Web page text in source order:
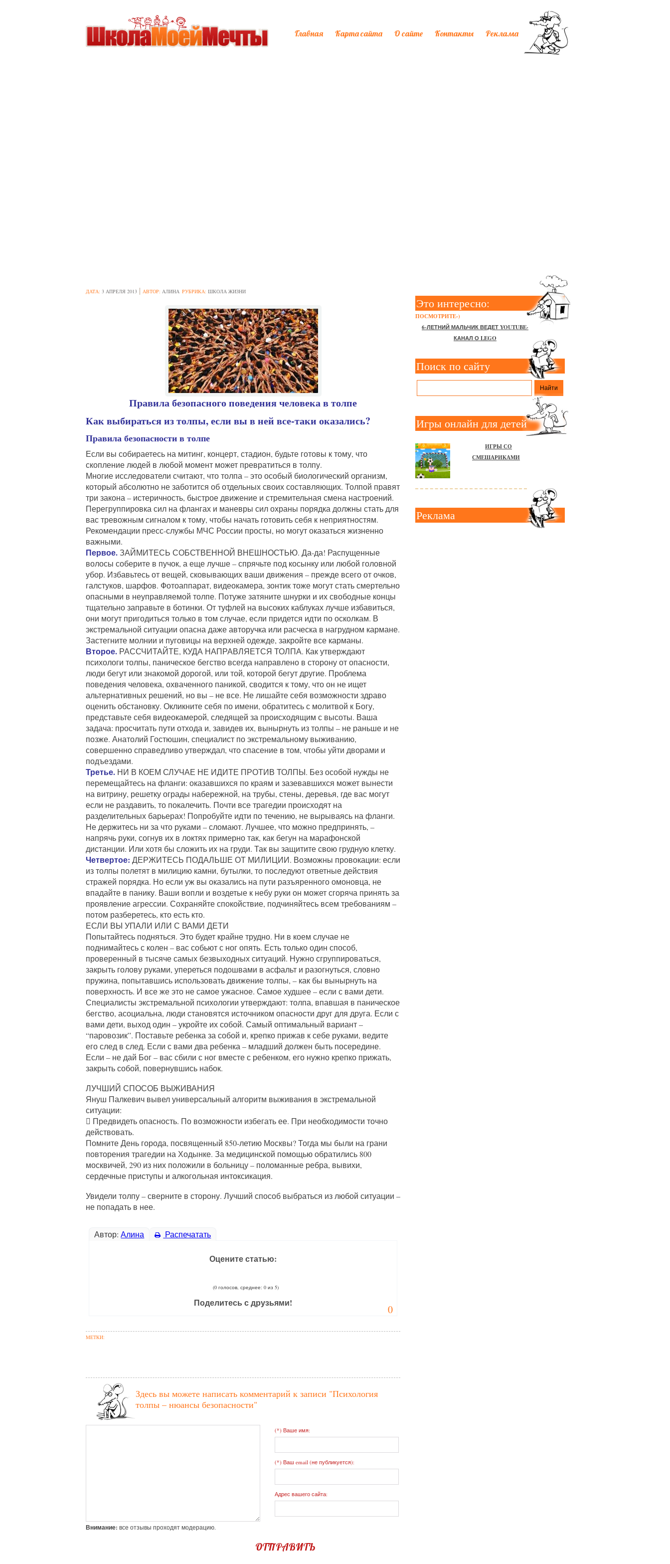
Главная Карта сайта О сайте Контакты Реклама
ДАТА: 3 АПРЕЛЯ 2013 АВТОР: АЛИНА РУБРИКА: ШКОЛА ЖИЗНИ
0
Правила безопасного поведения человека в толпе
Как выбираться из толпы, если вы в ней все-таки оказались?
Правила безопасности в толпе
Если вы собираетесь на митинг, концерт, стадион, будьте готовы к тому, что
скопление людей в любой момент может превратиться в толпу.
Многие исследователи считают, что толпа – это особый биологический организм,
который абсолютно не заботится об отдельных своих составляющих. Толпой правят
три закона – истеричность, быстрое движение и стремительная смена настроений.
Перегруппировка сил на флангах и маневры сил охраны порядка должны стать для
вас тревожным сигналом к тому, чтобы начать готовить себя к неприятностям.
Рекомендации пресс-службы МЧС России просты, но могут оказаться жизненно
важными.
Первое.ЗАЙМИТЕСЬ СОБСТВЕННОЙ ВНЕШНОСТЬЮ. Да-да! Распущенные
волосы соберите в пучок, а еще лучше – спрячьте под косынку или любой головной
убор. Избавьтесь от вещей, сковывающих ваши движения – прежде всего от очков,
галстуков, шарфов. Фотоаппарат, видеокамера, зонтик тоже могут стать смертельно
опасными в неуправляемой толпе. Потуже затяните шнурки и их свободные концы
тщательно заправьте в ботинки. От туфлей на высоких каблуках лучше избавиться,
они могут пригодиться только в том случае, если придется идти по осколкам. В
экстремальной ситуации опасна даже авторучка или расческа в нагрудном кармане.
Застегните молнии и пуговицы на верхней одежде, закройте все карманы.
Второе. РАССЧИТАЙТЕ, КУДА НАПРАВЛЯЕТСЯ ТОЛПА. Как утверждают
психологи толпы, паническое бегство всегда направлено в сторону от опасности,
люди бегут или знакомой дорогой, или той, которой бегут другие. Проблема
поведения человека, охваченного паникой, сводится к тому, что он не ищет
альтернативных решений, но вы – не все. Не лишайте себя возможности здраво
оценить обстановку. Окликните себя по имени, обратитесь с молитвой к Богу,
представьте себя видеокамерой, следящей за происходящим с высоты. Ваша
задача: просчитать пути отхода и, завидев их, вынырнуть из толпы – не раньше и не
позже. Анатолий Гостюшин, специалист по экстремальному выживанию,
совершенно справедливо утверждал, что спасение в том, чтобы уйти дворами и
подъездами.
Третье. НИ В КОЕМ СЛУЧАЕ НЕ ИДИТЕ ПРОТИВ ТОЛПЫ. Без особой нужды не
перемещайтесь на фланги: оказавшихся по краям и зазевавшихся может вынести
на витрину, решетку ограды набережной, на трубы, стены, деревья, где вас могут
если не раздавить, то покалечить. Почти все трагедии происходят на
разделительных барьерах! Попробуйте идти по течению, не вырываясь на фланги.
Не держитесь ни за что руками – сломают. Лучшее, что можно предпринять, –
напрячь руки, согнув их в локтях примерно так, как бегун на марафонской
дистанции. Или хотя бы сложить их на груди. Так вы защитите свою грудную клетку.
Четвертое: ДЕРЖИТЕСЬ ПОДАЛЬШЕ ОТ МИЛИЦИИ. Возможны провокации: если
из толпы полетят в милицию камни, бутылки, то последуют ответные действия
стражей порядка. Но если уж вы оказались на пути разъяренного омоновца, не
впадайте в панику. Ваши вопли и воздетые к небу руки он может сгоряча принять за
проявление агрессии. Сохраняйте спокойствие, подчиняйтесь всем требованиям –
потом разберетесь, кто есть кто.
ЕСЛИ ВЫ УПАЛИ ИЛИ С ВАМИ ДЕТИ
Попытайтесь подняться. Это будет крайне трудно. Ни в коем случае не
поднимайтесь с колен – вас собьют с ног опять. Есть только один способ,
проверенный в тысяче самых безвыходных ситуаций. Нужно сгруппироваться,
закрыть голову руками, упереться подошвами в асфальт и разогнуться, словно
пружина, попытавшись использовать движение толпы, – как бы вынырнуть на
поверхность. И все же это не самое ужасное. Самое худшее – если с вами дети.
Специалисты экстремальной психологии утверждают: толпа, впавшая в паническое
бегство, асоциальна, люди становятся источником опасности друг для друга. Если с
вами дети, выход один – укройте их собой. Самый оптимальный вариант –
“паровозик”. Поставьте ребенка за собой и, крепко прижав к себе руками, ведите
его след в след. Если с вами два ребенка – младший должен быть посередине.
Если – не дай Бог – вас сбили с ног вместе с ребенком, его нужно крепко прижать,
закрыть собой, повернувшись набок.
ЛУЧШИЙ СПОСОБ ВЫЖИВАНИЯ
Януш Палкевич вывел универсальный алгоритм выживания в экстремальной
ситуации:
 Предвидеть опасность. По возможности избегать ее. При необходимости точно
действовать.
Помните День города, посвященный 850-летию Москвы? Тогда мы были на грани
повторения трагедии на Ходынке. За медицинской помощью обратились 800
москвичей, 290 из них положили в больницу – поломанные ребра, вывихи,
сердечные приступы и алкогольная интоксикация.
Увидели толпу – сверните в сторону. Лучший способ выбраться из любой ситуации –
не попадать в нее.
Автор:Алина Распечатать
Оцените статью:
(0 голосов, среднее: 0 из 5)
Поделитесь с друзьями!
МЕТКИ:
Здесь вы можете написать комментарий к записи "Психология
толпы – нюансы безопасности"
(*) Ваше имя:
(*) Ваш email (не публикуется):
Адрес вашего сайта:
Внимание: все отзывы проходят модерацию.
ОТПРАВИТЬ
Это интересно:
ПОСМОТРИТЕ-)
6-ЛЕТНИЙ МАЛЬЧИК ВЕДЕТ YOUTUBE-
КАНАЛ О LEGO
Поиск по сайту
Игры онлайн для детей
ИГРЫ СО
СМЕШАРИКАМИ
Реклама